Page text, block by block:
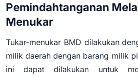
Pemindahtanganan
Menukar
Tukar-menukar BMD dilakukan
milik daerah dengan barang milik
ini dapat dilakukan untuk